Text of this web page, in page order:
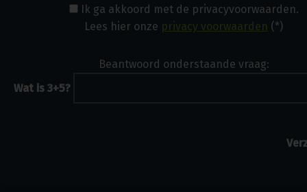
Ik ga akkoord met de privacyvoorwaarden.
Lees hier onze privacy voorwaarden (*)
Beantwoord onderstaande vraag:
Wat is 3+5?